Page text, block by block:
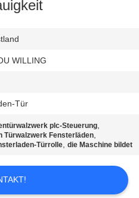
WILLING
Tür
plc-Steuerung,
Türwalzwerk Fensterläden,
Türrolle,die Maschine bildet